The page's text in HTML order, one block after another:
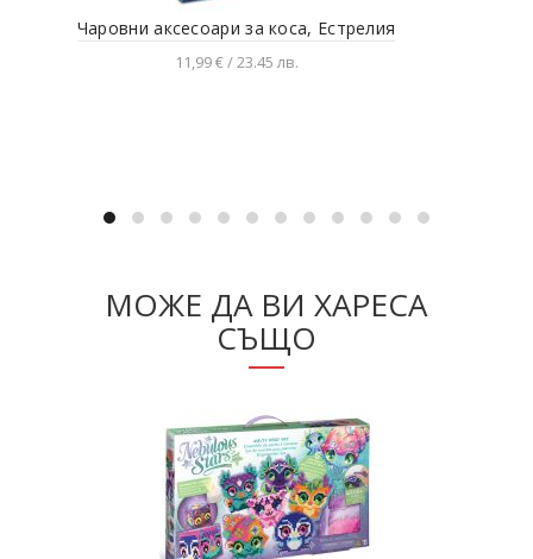
Чаровни аксесоари за коса, Естрелия
11,99 € / 23.45 лв.
МОЖЕ ДА ВИ ХАРЕСА
СЪЩО